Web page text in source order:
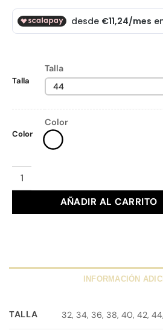
Talla
Talla
44
Color
Color
PANTALON SIXVALVES Ref.
AÑADIR AL CARRITO
INFORMACIÓN
TALLA 32, 34, 36, 38, 40, 42,